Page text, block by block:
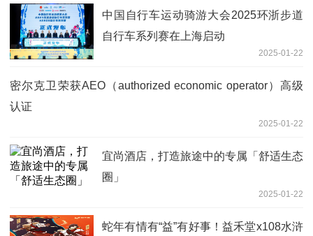
中国自行车运动骑游大会2025环浙步道
自行车系列赛在上海启动
2025-01-22
密尔克卫荣获AEO（authorized economic operator）高级
认证
2025-01-22
宜尚酒店，打造旅途中的专属「舒适生态
圈」
2025-01-22
蛇年有情有“益”有好事！益禾堂x108水浒